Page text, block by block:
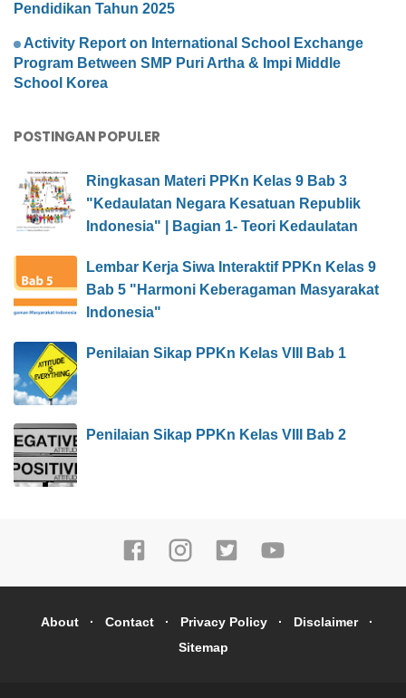
Pendidikan Tahun 2025
Activity Report on International School Exchange
Program Between SMP Puri Artha & Impi Middle
School Korea
POSTINGAN POPULER
Ringkasan Materi PPKn Kelas 9 Bab 3
"Kedaulatan Negara Kesatuan Republik
Indonesia" | Bagian 1- Teori Kedaulatan
Lembar Kerja Siwa Interaktif PPKn Kelas 9
Bab 5 "Harmoni Keberagaman Masyarakat
Indonesia"
Penilaian Sikap PPKn Kelas VIII Bab 1
Penilaian Sikap PPKn Kelas VIII Bab 2
About Contact Privacy Policy
Disclaimer
Sitemap